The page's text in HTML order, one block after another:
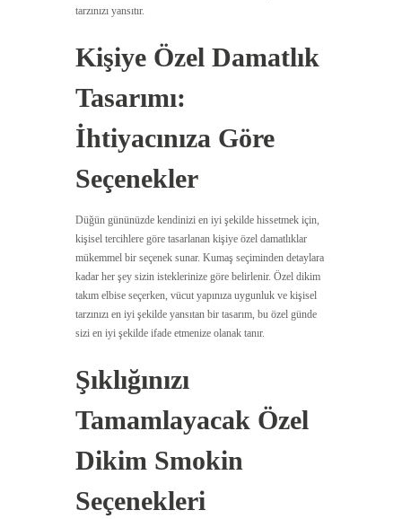
tarzınızı yansıtır.
Kişiye Özel Damatlık
Tasarımı:
İhtiyacınıza Göre
Seçenekler
Düğün gününüzde kendinizi en iyi şekilde hissetmek için,
kişisel tercihlere göre tasarlanan kişiye özel damatlıklar
mükemmel bir seçenek sunar. Kumaş seçiminden detaylara
kadar her şey sizin isteklerinize göre belirlenir. Özel dikim
takım elbise seçerken, vücut yapınıza uygunluk ve kişisel
tarzınızı en iyi şekilde yansıtan bir tasarım, bu özel günde
sizi en iyi şekilde ifade etmenize olanak tanır.
Şıklığınızı
Tamamlayacak Özel
Dikim Smokin
Seçenekleri